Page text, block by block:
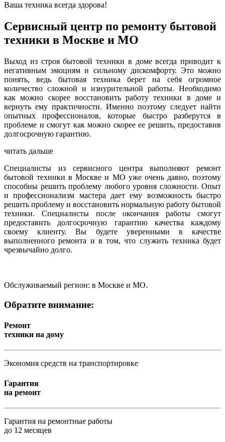
Ваша техника всегда здорова!
Сервисный центр по ремонту бытовой
техники в Москве и МО
Выход из строя бытовой техники в доме всегда приводит к
негативным эмоциям и сильному дискомфорту. Это можно
понять, ведь бытовая техника берет на себя огромное
количество сложной и изнурительной работы. Необходимо
как можно скорее восстановить работу техники в доме и
вернуть ему практичности. Именно поэтому следует найти
опытных профессионалов, которые быстро разберутся в
проблеме и смогут как можно скорее ее решить, предоставив
долгосрочную гарантию.
читать дальше
Специалисты из сервисного центра выполняют ремонт
бытовой техники в Москве и МО уже очень давно, поэтому
способны решить проблему любого уровня сложности. Опыт
и профессионализм мастера дает ему возможность быстро
решить проблему и восстановить нормальную работу бытовой
техники. Специалисты после окончания работы смогут
предоставить долгосрочную гарантию качества каждому
своему клиенту. Вы будете уверенными в качестве
выполненного ремонта и в том, что служить техника будет
чрезвычайно долго.
Обслуживаемый регион: в Москве и МО.
Обратите внимание:
Ремонт
техники на дому
Экономия средств на транспортировке
Гарантия
на ремонт
Гарантия на ремонтные работы
до 12 месяцев